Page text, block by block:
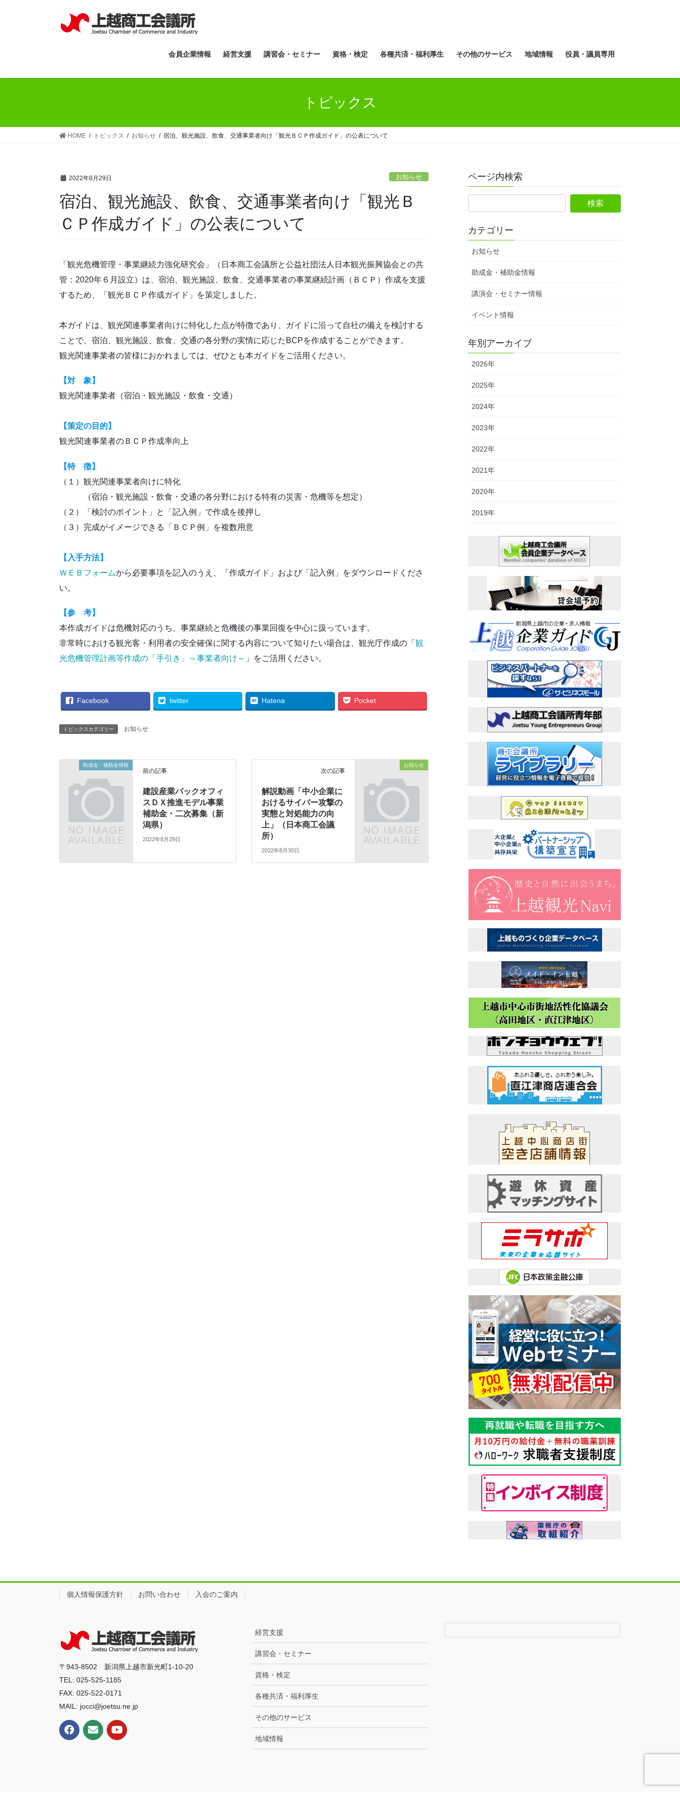
ス
ン
会員企業情報 経営支援 講習会・セミナー 資格・検定 各種共済・福利厚生 その他のサービス 地域情報 役員・議員専用
トピックス
HOME トピックス お知らせ 宿泊、観光施設、飲食、交通事業者向け「観光ＢＣＰ作成ガイド」の公表について
2022年8月29日 お知らせ
宿泊、観光施設、飲食、交通事業者向け「観光Ｂ
ＣＰ作成ガイド」の公表について
「観光危機管理・事業継続力強化研究会」（日本商工会議所と公益社団法人日本観光振興協会との共
管：2020年６月設立）は、宿泊、観光施設、飲食、交通事業者の事業継続計画（ＢＣＰ）作成を支援
するため、「観光ＢＣＰ作成ガイド」を策定しました。
本ガイドは、観光関連事業者向けに特化した点が特徴であり、ガイドに沿って自社の備えを検討する
ことで、宿泊、観光施設、飲食、交通の各分野の実情に応じたBCPを作成することができます。
観光関連事業者の皆様におかれましては、ぜひとも本ガイドをご活用ください。
【対 象】
観光関連事業者（宿泊・観光施設・飲食・交通）
【策定の目的】
観光関連事業者のＢＣＰ作成率向上
【特 徴】
（１）観光関連事業者向けに特化
（宿泊・観光施設・飲食・交通の各分野における特有の災害・危機等を想定）
（２）「検討のポイント」と「記入例」で作成を後押し
（３）完成がイメージできる「ＢＣＰ例」を複数用意
【入手方法】
ＷＥＢフォームから必要事項を記入のうえ、「作成ガイド」および「記入例」をダウンロードくださ
い。
【参 考】
本作成ガイドは危機対応のうち、事業継続と危機後の事業回復を中心に扱っています。
非常時における観光客・利用者の安全確保に関する内容について知りたい場合は、観光庁作成の「 観
光危機管理計画等作成の「手引き」～事業者向け～ 」をご活用ください。
Facebook twitter Hatena Pocket
トピックスカテゴリー お知らせ
助成金・補助金情報
前の記事
建設産業バックオフィ
スＤＸ推進モデル事業
補助金・二次募集（新
潟県）
2022年8月29日
お知らせ
次の記事
解説動画「中小企業に
おけるサイバー攻撃の
実態と対処能力の向
上」（日本商工会議
所）
2022年8月30日
ページ内検索
カテゴリー
お知らせ
助成金・補助金情報
講演会・セミナー情報
イベント情報
年別アーカイブ
2026年
2025年
2024年
2023年
2022年
2021年
2020年
2019年
個人情報保護方針 お問い合わせ 入会のご案内
〒943-8502 新潟県上越市新光町1-10-20
TEL: 025-525-1185
FAX: 025-522-0171
MAIL: jocci@joetsu.ne.jp
経営支援
講習会・セミナー
資格・検定
各種共済・福利厚生
その他のサービス
地域情報